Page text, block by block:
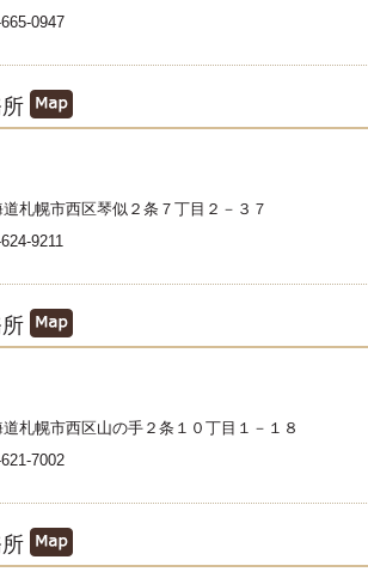
0947
道札幌市西区琴似２条７丁目２－３７
9211
道札幌市西区山の手２条１０丁目１－１８
7002